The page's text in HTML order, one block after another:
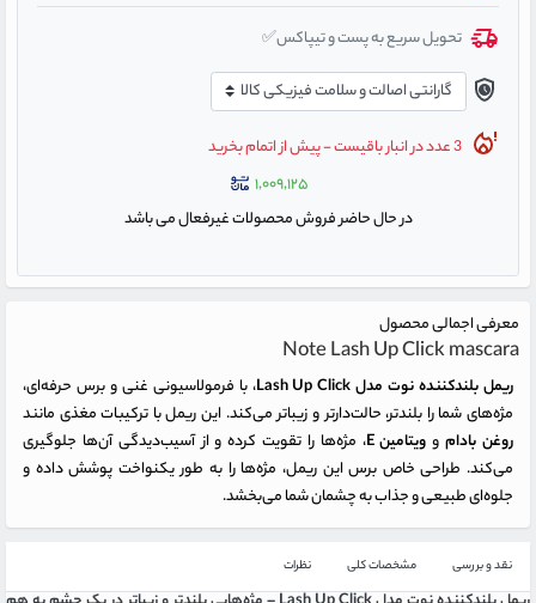
تحویل سریع به پست و تیپاکس✅
3 عدد در انبار باقیست - پیش از اتمام بخرید
۱,۰۰۹,۱۲۵
در حال حاضر فروش محصولات غیرفعال می باشد
معرفی اجمالی محصول
Note Lash Up Click mascara
ریمل بلندکننده نوت مدل Lash Up Click
، با فرمولاسیونی غنی و برس حرفه‌ای،
مژه‌های شما را بلندتر، حالت‌دارتر و زیباتر می‌کند. این ریمل با ترکیبات مغذی مانند
روغن بادامو ویتامین E ، مژه‌ها را تقویت کرده و از آسیب‌دیدگی آن‌ها جلوگیری
می‌کند. طراحی خاص برس این ریمل، مژه‌ها را به طور یکنواخت پوشش داده و
جلوه‌ای طبیعی و جذاب به چشمان شما می‌بخشد.
نقد و بررسی مشخصات کلی نظرات